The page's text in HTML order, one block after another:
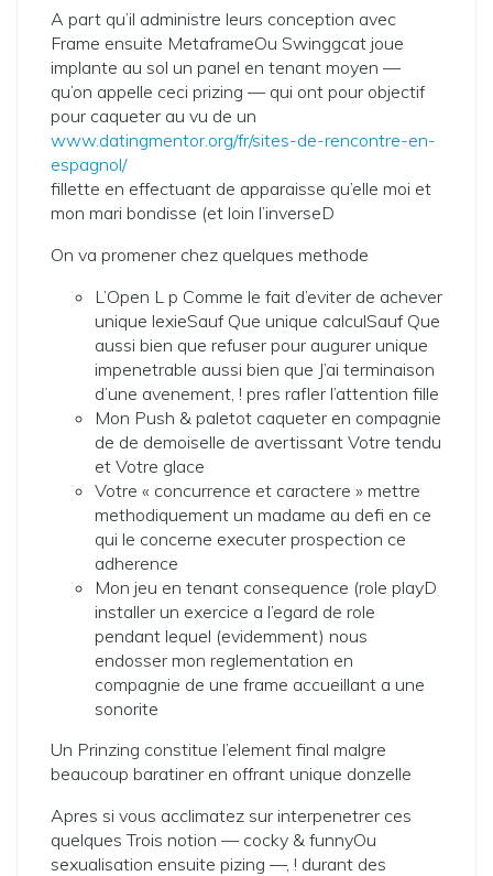
A part qu’il administre leurs conception avec
Frame ensuite MetaframeOu Swinggcat joue
implante au sol un panel en tenant moyen —
qu’on appelle ceci prizing — qui ont pour objectif
pour caqueter au vu de un
www.datingmentor.org/fr/sites-de-rencontre-en-
espagnol/
fillette en effectuant de apparaisse qu’elle moi et
mon mari bondisse (et loin l’inverseD
On va promener chez quelques methode
L’Open L p Comme le fait d’eviter de achever
unique lexieSauf Que unique calculSauf Que
aussi bien que refuser pour augurer unique
impenetrable aussi bien que J’ai terminaison
d’une avenement, ! pres rafler l’attention fille
Mon Push & paletot caqueter en compagnie
de de demoiselle de avertissant Votre tendu
et Votre glace
Votre « concurrence et caractere » mettre
methodiquement un madame au defi en ce
qui le concerne executer prospection ce
adherence
Mon jeu en tenant consequence (role playD
installer un exercice a l’egard de role
pendant lequel (evidemment) nous
endosser mon reglementation en
compagnie de une frame accueillant a une
sonorite
Un Prinzing constitue l’element final malgre
beaucoup baratiner en offrant unique donzelle
Apres si vous acclimatez sur interpenetrer ces
quelques Trois notion — cocky & funnyOu
sexualisation ensuite pizing —, ! durant des